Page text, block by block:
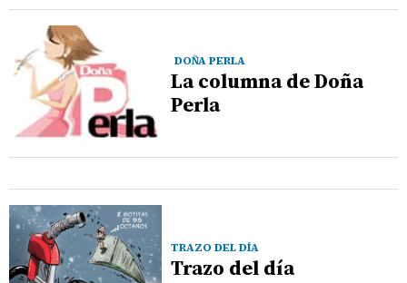
DOÑA PERLA
La columna de Doña
Perla
TRAZO DEL DÍA
Trazo del día